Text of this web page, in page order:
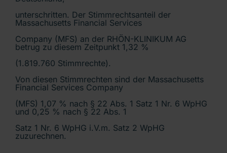
unterschritten. Der Stimmrechtsanteil der
Massachusetts Financial Services
Company (MFS) an der RHÖN-KLINIKUM AG
betrug zu diesem Zeitpunkt 1,32 %
(1.819.760 Stimmrechte).
Von diesen Stimmrechten sind der Massachusetts
Financial Services Company
(MFS) 1,07 % nach § 22 Abs. 1 Satz 1 Nr. 6 WpHG
und 0,25 % nach § 22 Abs. 1
Satz 1 Nr. 6 WpHG i.V.m. Satz 2 WpHG
zuzurechnen.